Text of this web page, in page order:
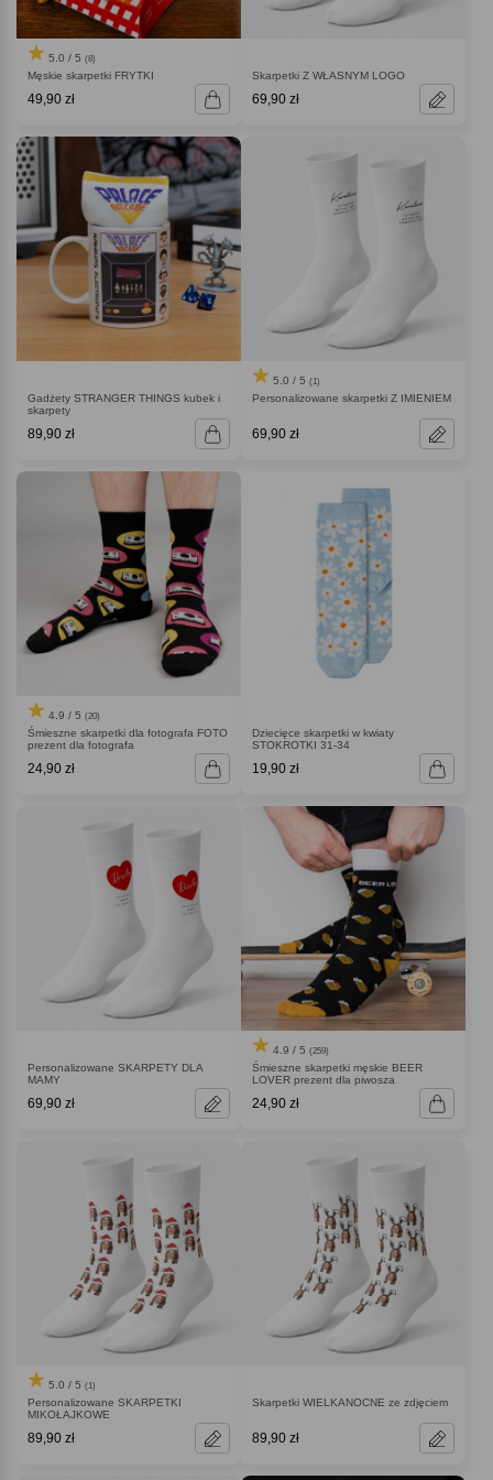
5.0 / 5 (8)
Męskie skarpetki FRYTKI
49,90 zł
Skarpetki Z WŁASNYM LOGO
69,90 zł
Gadżety STRANGER THINGS kubek i
skarpety
89,90 zł
5.0 / 5 (1)
Personalizowane skarpetki Z IMIENIEM
69,90 zł
4.9 / 5 (20)
Śmieszne skarpetki dla fotografa FOTO
prezent dla fotografa
24,90 zł
Dziecięce skarpetki w kwiaty
STOKROTKI 31-34
19,90 zł
Personalizowane SKARPETY DLA
MAMY
69,90 zł
4.9 / 5 (259)
Śmieszne skarpetki męskie BEER
LOVER prezent dla piwosza
24,90 zł
5.0 / 5 (1)
Personalizowane SKARPETKI
MIKOŁAJKOWE
89,90 zł
Skarpetki WIELKANOCNE ze zdjęciem
89,90 zł